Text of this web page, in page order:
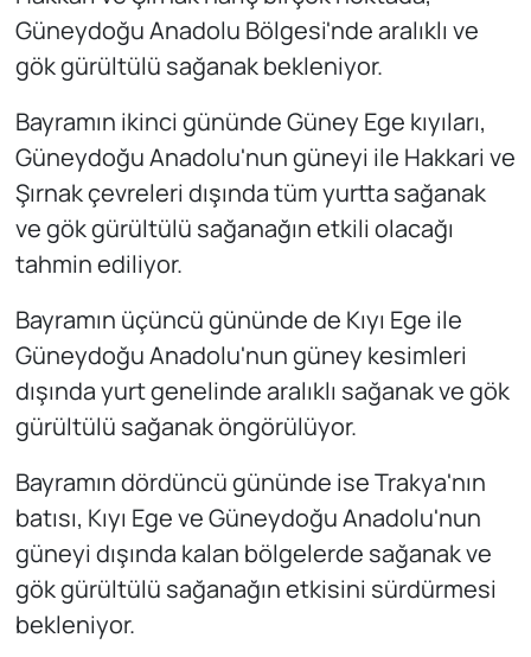
Güneydoğu Anadolu Bölgesi'nde aralıklı ve
gök gürültülü sağanak bekleniyor.
Bayramın ikinci gününde Güney Ege kıyıları,
Güneydoğu Anadolu'nun güneyi ile Hakkari ve
Şırnak çevreleri dışında tüm yurtta sağanak
ve gök gürültülü sağanağın etkili olacağı
tahmin ediliyor.
Bayramın üçüncü gününde de Kıyı Ege ile
Güneydoğu Anadolu'nun güney kesimleri
dışında yurt genelinde aralıklı sağanak ve gök
gürültülü sağanak öngörülüyor.
Bayramın dördüncü gününde ise Trakya'nın
batısı, Kıyı Ege ve Güneydoğu Anadolu'nun
güneyi dışında kalan bölgelerde sağanak ve
gök gürültülü sağanağın etkisini sürdürmesi
bekleniyor.